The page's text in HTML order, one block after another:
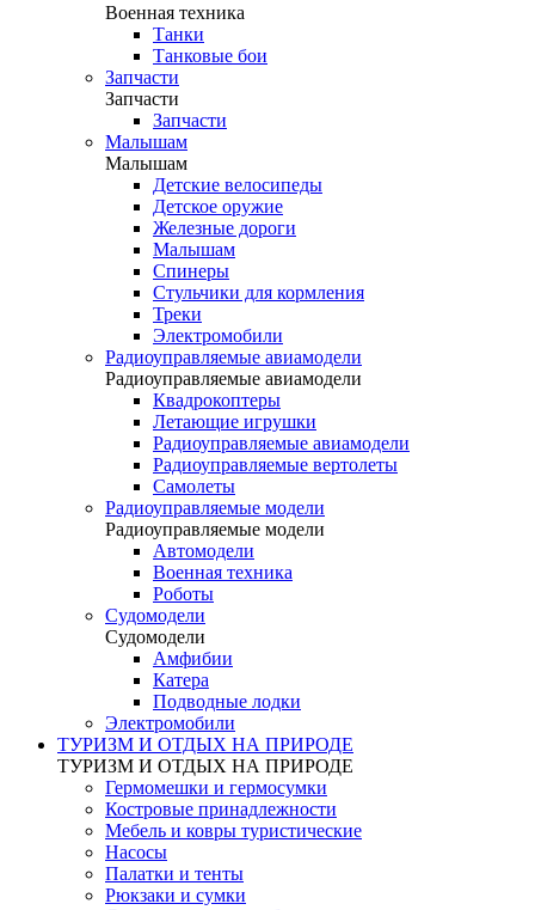
Военная техника
Танки
Танковые бои
Запчасти
Запчасти
Запчасти
Малышам
Малышам
Детские велосипеды
Детское оружие
Железные дороги
Малышам
Спинеры
Стульчики для кормления
Треки
Электромобили
Радиоуправляемые авиамодели
Радиоуправляемые авиамодели
Квадрокоптеры
Летающие игрушки
Радиоуправляемые авиамодели
Радиоуправляемые вертолеты
Самолеты
Радиоуправляемые модели
Радиоуправляемые модели
Автомодели
Военная техника
Роботы
Судомодели
Судомодели
Амфибии
Катера
Подводные лодки
Электромобили
ТУРИЗМ И ОТДЫХ НА ПРИРОДЕ
ТУРИЗМ И ОТДЫХ НА ПРИРОДЕ
Гермомешки и гермосумки
Костровые принадлежности
Мебель и ковры туристические
Насосы
Палатки и тенты
Рюкзаки и сумки